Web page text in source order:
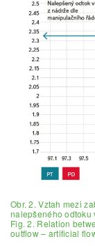
Obr. 2. Vztah mezi
nalepšeného odtoku
Fig. 2. Relation
outflow – artificial